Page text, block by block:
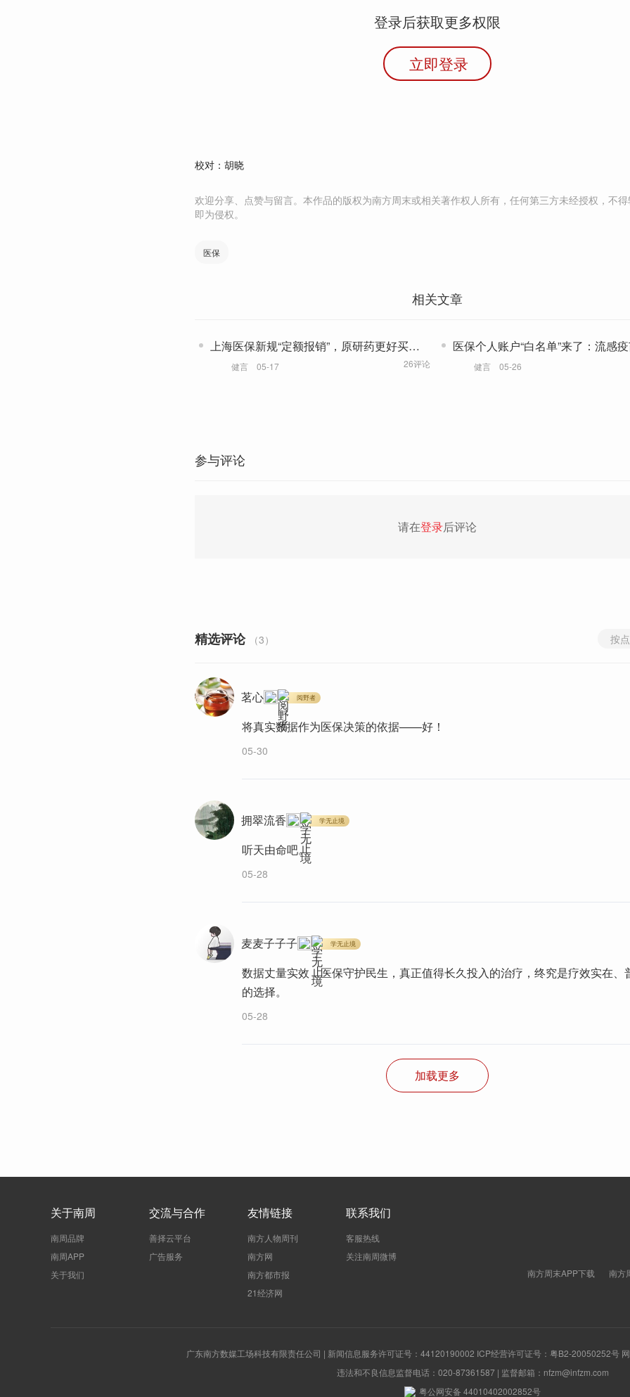
登录后获取更多权限
立即登录
校对：胡晓
欢迎分享、点赞与留言。本作品的版权为南方周末或相关著作权人所有，任何第三方未经授权，不
即为侵权。
医保
相关文章
上海医保新规“定额报销”，原研药更好买、
但更贵了
健言 05-17 26评论
医保个人账户“白名单”来了：流感
刷，化妆品不能
健言 05-26
参与评论
请在登录后评论
精选评论 （3） 按
茗心 阅野者
将真实数据作为医保决策的依据——好！
05-30
拥翠流香 学无止境
听天由命吧。
05-28
麦麦子子子 学无止境
数据丈量实效，医保守护民生，真正值得长久投入的治疗，终究是疗效实在、
的选择。
05-28
加载更多
关于南周
南周品牌
南周APP
关于我们
交流与合作
善择云平台
广告服务
友情链接
南方人物周刊
南方网
南方都市报
21经济网
联系我们
客服热线
关注南周微博
南方周末APP下载
南方
广东南方数媒工场科技有限责任公司 | 新闻信息服务许可证号：44120190002 ICP经营许可证号：粤B2-20050252号 网
违法和不良信息监督电话：020-87361587 | 监督邮箱：nfzm@infzm.com
粤公网安备 44010402002852号